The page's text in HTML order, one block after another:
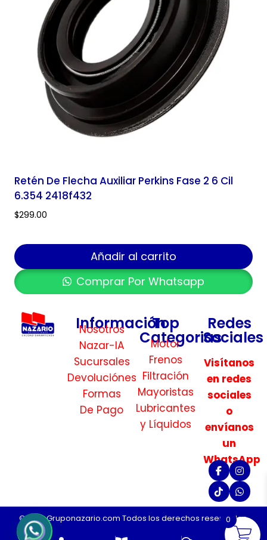
Retén De Flecha Auxiliar Perkins Fase 2 6 Cil
6.354 2418f432
$299.00
Añadir al carrito
Comprar Por Whatsapp
Información
Nosotros
Nazar-IA
Sucursales
Devoluciónes
Formas
De Pago
Top
Categorias
Motor
Frenos
Filtración
Mayoristas
Lubricantes
y Líquidos
Redes
Sociales
Visítanos
en redes
sociales
o
envíanos
un
WhatsApp
©2026 Gruponazario.com Todos los derechos reservados.
0